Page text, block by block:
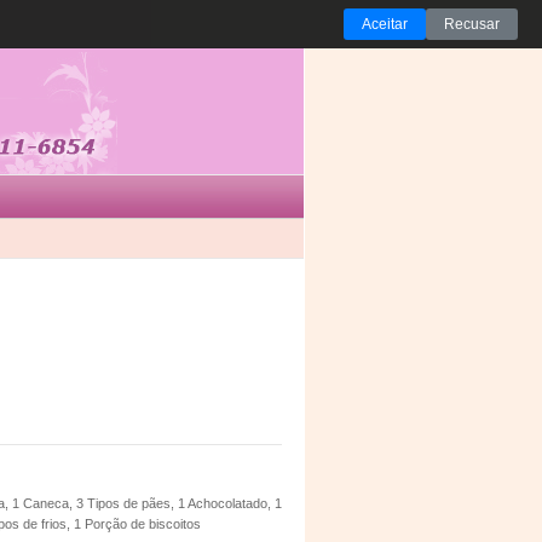
1 Caneca, 3 Tipos de pães, 1 Achocolatado, 1
de frios, 1 Porção de biscoitos
Aceitar Recusar